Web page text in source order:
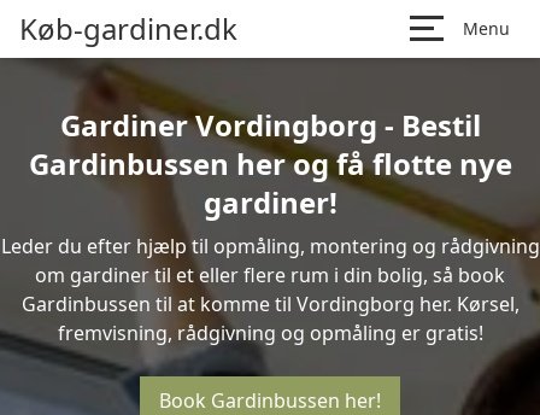
Køb-gardiner.dk Menu
Gardiner Vordingborg - Bestil
Gardinbussen her og få flotte nye
gardiner!
Leder du efter hjælp til opmåling, montering og rådgivning
om gardiner til et eller flere rum i din bolig, så book
Gardinbussen til at komme til Vordingborg her. Kørsel,
fremvisning, rådgivning og opmåling er gratis!
Book Gardinbussen her!